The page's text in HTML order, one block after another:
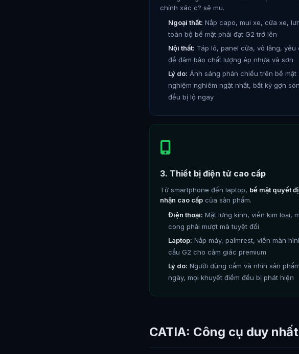
chính xác c? sẽ mu.
Ngoại thất: Nắp capo, mui xe, cửa xe,
toàn bộ bề mặt phải đạt G2 trở lên
Nội thất: Táp lô, panel cửa, vô lăng, yêu
để đảm bảo chất lượng ép nhựa và sơn
Lý do: Ánh sáng phản chiếu trên bề mặt
nghiệm nghiêm ngặt nhất, bất kỳ gợn
đều bị lộ ngay
3. Thiết bị điện tử cao cấp
Từ smartphone đến laptop, bề mặt quyết
nhận cao cấp của sản phẩm.
Điện thoại: Mặt lưng kính, viền kim loại,
cong phải mượt mà tuyệt đối
Laptop: Nắp máy, palmrest, viền màn
cầu G2 cho cảm giác premium
Lý do: Người dùng cầm và nhìn sản
ngày, mọi khuyết điểm đều bị phát hiện
CATIA: Công cụ duy